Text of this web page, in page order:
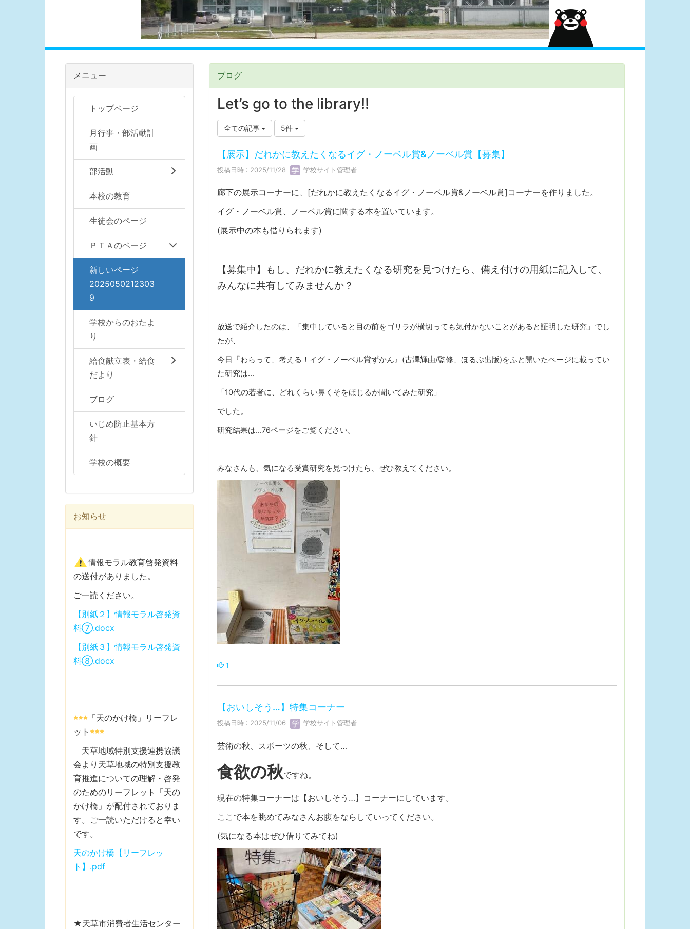
ブログ
Let’s go to the library!!
全ての記事 5件
【展示】だれかに教えたくなるイグ・ノーベル賞&ノーベル賞【募集】
投稿日時 : 2025/11/28 学校サイト管理者
廊下の展示コーナーに、[だれかに教えたくなるイグ・ノーベル賞&ノーベル賞]コーナーを作りました。
イグ・ノーベル賞、ノーベル賞に関する本を置いています。
(展示中の本も借りられます)
【募集中】もし、だれかに教えたくなる研究を見つけたら、備え付けの用紙に記入して、
みんなに共有してみませんか？
放送で紹介したのは、「集中していると目の前をゴリラが横切っても気付かないことがあると証明した研究」でし
たが、
今日『わらって、考える！イグ・ノーベル賞ずかん』(古澤輝由/監修、ほるぷ出版)をふと開いたページに載ってい
た研究は…
「10代の若者に、どれくらい鼻くそをほじるか聞いてみた研究」
でした。
研究結果は…76ページをご覧ください。
みなさんも、気になる受賞研究を見つけたら、ぜひ教えてください。
1
【おいしそう…】特集コーナー
投稿日時 : 2025/11/06 学校サイト管理者
芸術の秋、スポーツの秋、そして…
食欲の秋ですね。
現在の特集コーナーは【おいしそう…】コーナーにしています。
ここで本を眺めてみなさんお腹をならしていってください。
(気になる本はぜひ借りてみてね)
メニュー
トップページ
月行事・部活動計
画
部活動
本校の教育
生徒会のページ
ＰＴＡのページ
新しいページ
2025050212303
9
学校からのおたよ
り
給食献立表・給食
だより
ブログ
いじめ防止基本方
針
学校の概要
お知らせ
情報モラル教育啓発資料
の送付がありました。
ご一読ください。
【別紙２】情報モラル啓発資
料⑦.docx
【別紙３】情報モラル啓発資
料⑧.docx
「天のかけ橋」リーフレ
ット
天草地域特別支援連携協議
会より天草地域の特別支援教
育推進についての理解・啓発
のためのリーフレット「天の
かけ橋」が配付されておりま
す。ご一読いただけると幸い
です。
天のかけ橋【リーフレッ
ト】.pdf
★天草市消費者生活センター